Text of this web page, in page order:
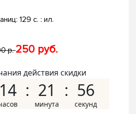
129 с. : ил.
р.250 руб.
действия скидки
14 21 55